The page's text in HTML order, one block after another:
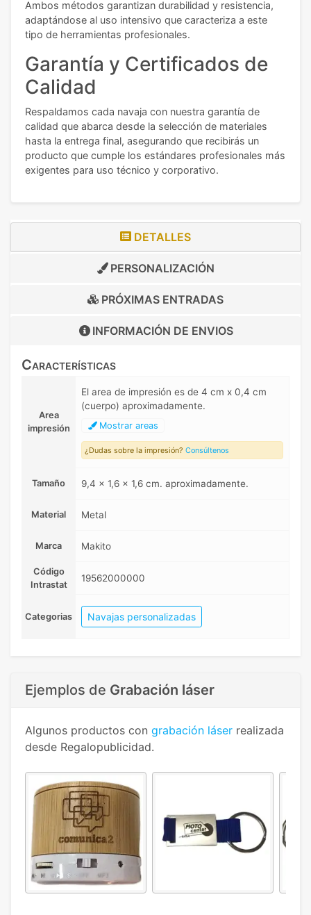
Ambos métodos garantizan durabilidad y resistencia,
adaptándose al uso intensivo que caracteriza a este
tipo de herramientas profesionales.
Garantía y Certificados de
Calidad
Respaldamos cada navaja con nuestra garantía de
calidad que abarca desde la selección de materiales
hasta la entrega final, asegurando que recibirás un
producto que cumple los estándares profesionales más
exigentes para uso técnico y corporativo.
DETALLES
PERSONALIZACIÓN
PRÓXIMAS ENTRADAS
INFORMACIÓN DE ENVIOS
Características
Area
impresión
El area de impresión es de 4 cm x 0,4 cm
(cuerpo) aproximadamente.
Mostrar areas
¿Dudas sobre la impresión? Consúltenos
Tamaño 9,4 x 1,6 x 1,6 cm. aproximadamente.
Material Metal
Marca Makito
Código
Intrastat
19562000000
Categorias Navajas personalizadas
Ejemplos de Grabación láser
Algunos productos con grabación láser realizada
desde Regalopublicidad.